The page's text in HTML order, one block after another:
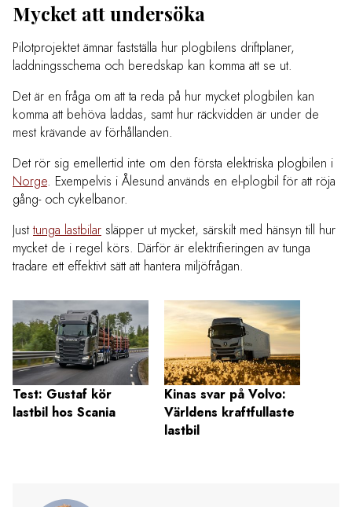
Mycket att undersöka
Pilotprojektet ämnar fastställa hur plogbilens driftplaner,
laddningsschema och beredskap kan komma att se ut.
Det är en fråga om att ta reda på hur mycket plogbilen kan
komma att behöva laddas, samt hur räckvidden är under de
mest krävande av förhållanden.
Det rör sig emellertid inte om den första elektriska plogbilen i
Norge. Exempelvis i Ålesund används en el-plogbil för att röja
gång- och cykelbanor.
Justtunga lastbilar släpper ut mycket, särskilt med hänsyn till hur
mycket de i regel körs. Därför är elektrifieringen av tunga
tradare ett effektivt sätt att hantera miljöfrågan.
Test: Gustaf kör
lastbil hos Scania
Kinas svar på Volvo:
Världens kraftfullaste
lastbil